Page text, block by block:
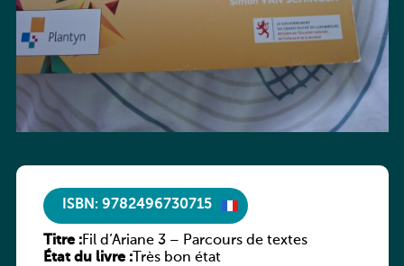
ISBN: 9782496730715
Titre :Fil d’Ariane 3 – Parcours de textes
État du livre :Très bon état